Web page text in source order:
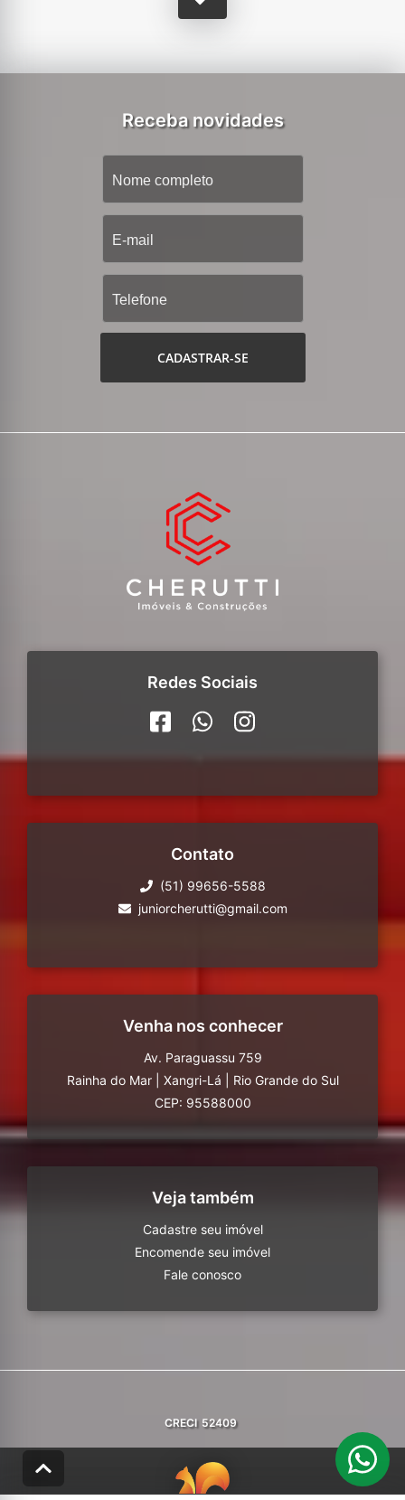
Receba novidades
CADASTRAR-SE
Redes Sociais
Contato
(51) 99656-5588
juniorcherutti@gmail.com
Venha nos conhecer
Av. Paraguassu 759
Rainha do Mar
Xangri-Lá
Rio Grande do Sul
CEP: 95588000
Veja também
Cadastre seu imóvel
Encomende seu imóvel
Fale conosco
CRECI 52409